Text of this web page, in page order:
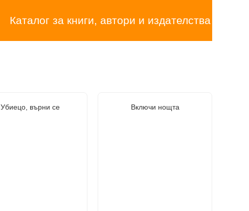
Каталог за книги, автори и издателства
Убиецо, върни се Включи нощта